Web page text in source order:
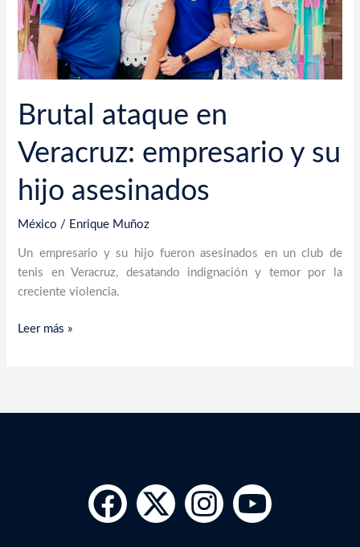
Brutal ataque en
Veracruz: empresario y su
hijo asesinados
México / Enrique Muñoz
Un empresario y su hijo fueron asesinados en un club de
tenis en Veracruz, desatando indignación y temor por la
creciente violencia.
hijo
asesinados
Leer más »